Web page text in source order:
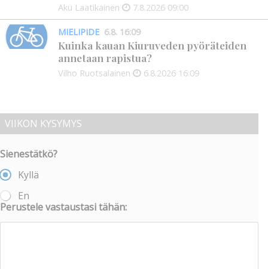
Aku Laatikainen 7.8.2026 09:00
MIELIPIDE 6.8. 16:09
Kuinka kauan Kiuruveden pyöräteiden
annetaan rapistua?
Vilho Ruotsalainen 6.8.2026 16:09
VIIKON KYSYMYS
Sienestätkö?
Kyllä
En
Perustele vastaustasi tähän: